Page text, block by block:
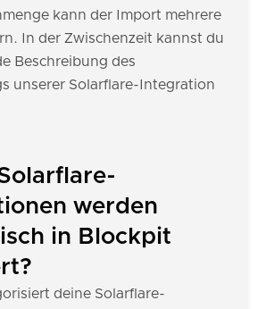
kann der Import mehrere
In der Zwischenzeit kannst du
Beschreibung des
unserer Solarflare-Integration
werden
in Blockpit
deine Solarflare-